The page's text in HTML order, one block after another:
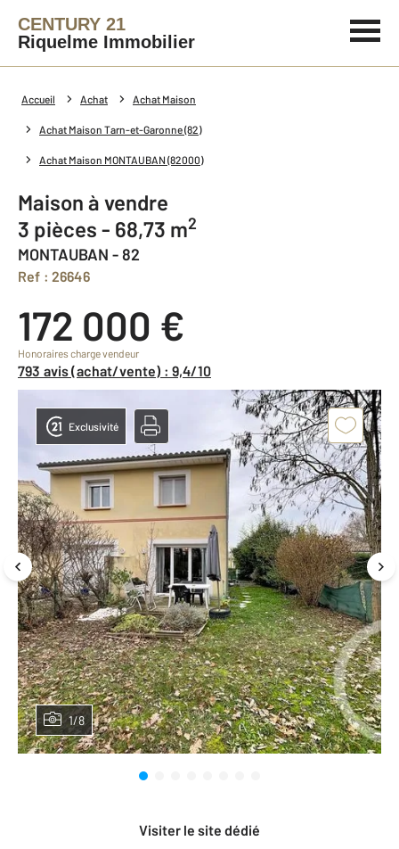
CENTURY 21
Riquelme Immobilier
Accueil Achat Achat Maison
Achat Maison Tarn-et-Garonne (82)
Achat Maison MONTAUBAN (82000)
Maison à vendre
3 pièces - 68,73 m2
MONTAUBAN - 82
Ref : 26646
172 000 €
Honoraires charge vendeur
793 avis (achat/vente) : 9,4/10
1/8
Exclusivité
Visiter le site dédié